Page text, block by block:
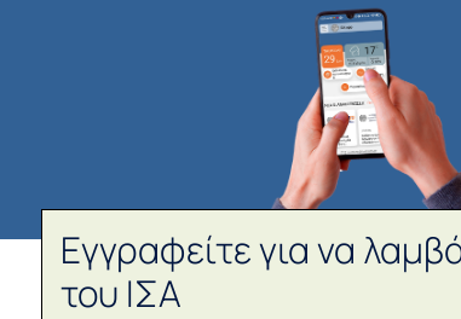
Εγγραφείτε για να
του ΙΣΑ